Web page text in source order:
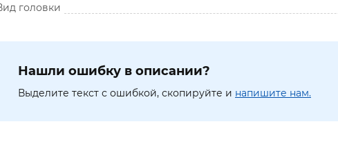
головки
Нашли ошибку в описании?
Выделите текст с ошибкой, скопируйте и напишите нам.